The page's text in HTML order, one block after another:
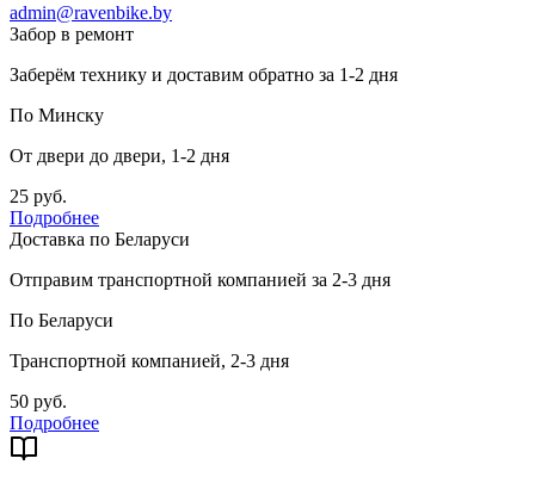
admin@ravenbike.by
Забор в ремонт
Заберём технику и доставим обратно за 1-2 дня
По Минску
От двери до двери, 1-2 дня
25 руб.
Подробнее
Доставка по Беларуси
Отправим транспортной компанией за 2-3 дня
По Беларуси
Транспортной компанией, 2-3 дня
50 руб.
Подробнее